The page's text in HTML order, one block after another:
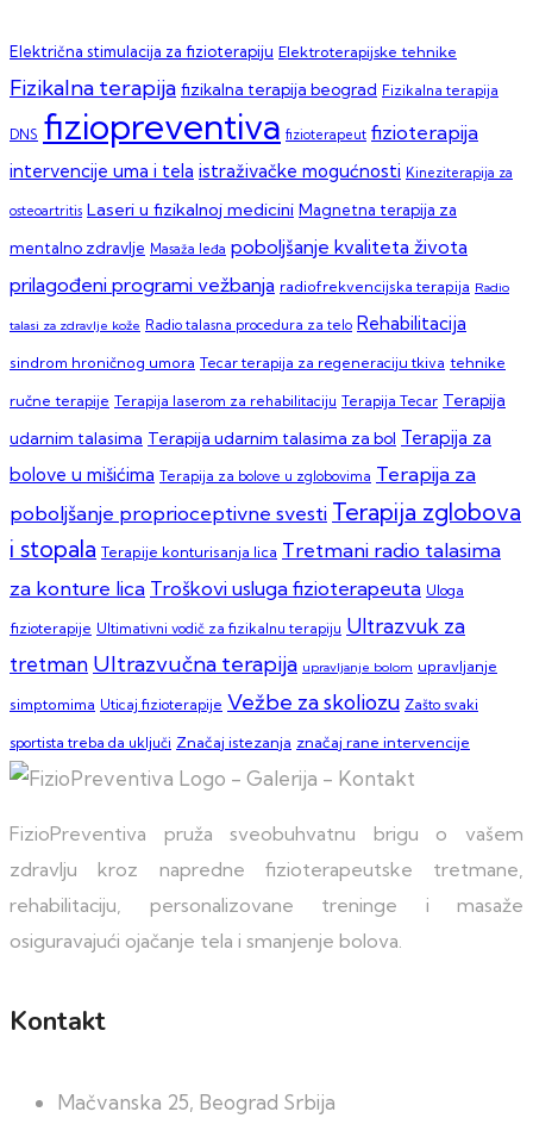
Električna stimulacija za fizioterapiju Elektroterapijske tehnike
Fizikalna terapija fizikalna terapija beograd Fizikalna terapija
DNS fiziopreventiva fizioterapeut fizioterapija
intervencije uma i tela istraživačke mogućnosti Kineziterapija za
osteoartritis Laseri u fizikalnoj medicini Magnetna terapija za
mentalno zdravlje Masaža leđa poboljšanje kvaliteta života
prilagođeni programi vežbanja radiofrekvencijska terapija Radio
talasi za zdravlje kože Radio talasna procedura za telo Rehabilitacija
sindrom hroničnog umora Tecar terapija za regeneraciju tkiva tehnike
ručne terapije Terapija laserom za rehabilitaciju Terapija Tecar Terapija
udarnim talasima Terapija udarnim talasima za bol Terapija za
bolove u mišićima Terapija za bolove u zglobovima Terapija za
poboljšanje proprioceptivne svesti Terapija zglobova
i stopala Terapije konturisanja lica Tretmani radio talasima
za konture lica Troškovi usluga fizioterapeuta Uloga
fizioterapije Ultimativni vodič za fizikalnu terapiju Ultrazvuk za
tretman Ultrazvučna terapija upravljanje bolom upravljanje
simptomima Uticaj fizioterapije Vežbe za skoliozu Zašto svaki
sportista treba da uključi Značaj istezanja značaj rane intervencije
FizioPreventiva pruža sveobuhvatnu brigu o vašem
zdravlju kroz napredne fizioterapeutske tretmane,
rehabilitaciju, personalizovane treninge i masaže
osiguravajući ojačanje tela i smanjenje bolova.
Kontakt
Mačvanska 25, Beograd Srbija